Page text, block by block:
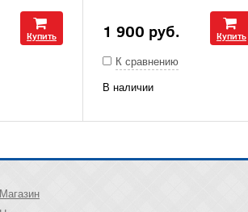
Купить 1 900 руб. Купить
К сравнению
В наличии
Магазин